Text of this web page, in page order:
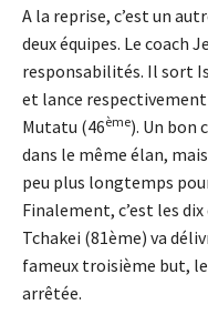
A la reprise, c’est un
deux équipes. Le coach
responsabilités. Il sort
et lance respectivement
Mutatu (46ème). Un bon
dans le même élan,
peu plus longtemps
Finalement, c’est les
Tchakei (81ème) va
fameux troisième but,
arrêtée.